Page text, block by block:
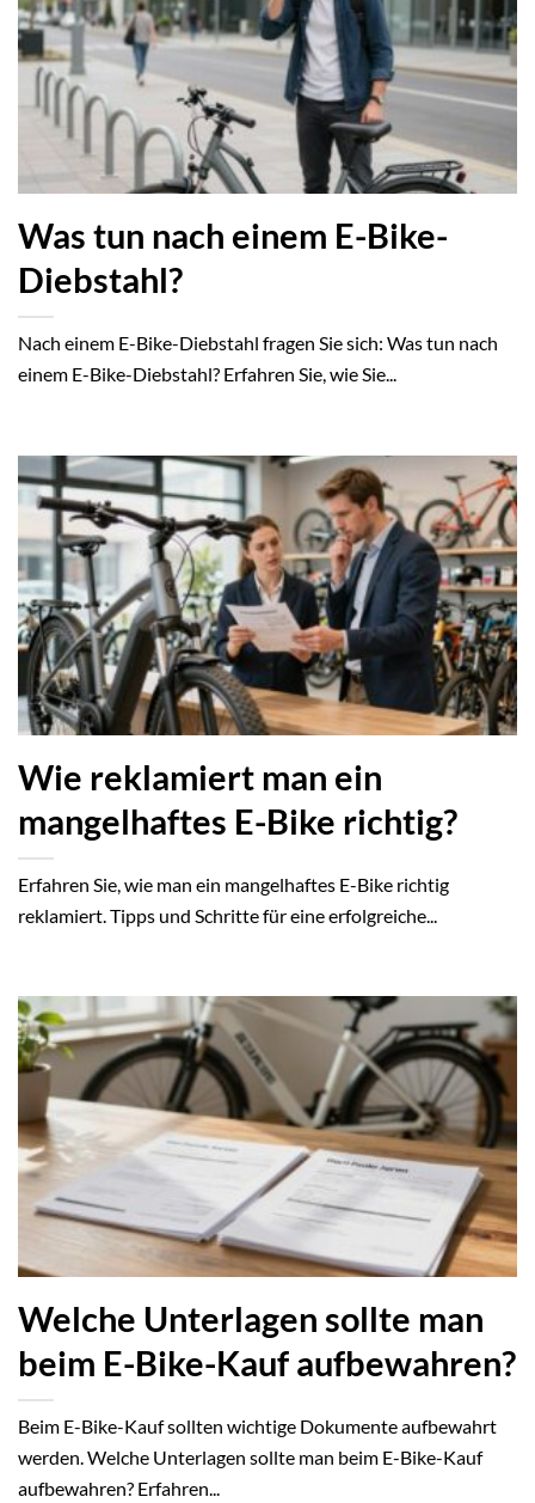
Was tun nach einem E-Bike-
Diebstahl?
Nach einem E-Bike-Diebstahl fragen Sie sich: Was tun nach
einem E-Bike-Diebstahl? Erfahren Sie, wie Sie...
Wie reklamiert man ein
mangelhaftes E-Bike richtig?
Erfahren Sie, wie man ein mangelhaftes E-Bike richtig
reklamiert. Tipps und Schritte für eine erfolgreiche...
Welche Unterlagen sollte man
beim E-Bike-Kauf aufbewahren?
Beim E-Bike-Kauf sollten wichtige Dokumente aufbewahrt
werden. Welche Unterlagen sollte man beim E-Bike-Kauf
aufbewahren? Erfahren...